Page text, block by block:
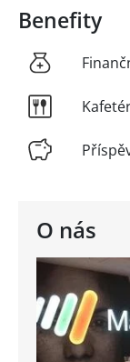
O nás
Benefity